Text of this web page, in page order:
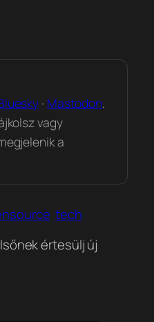
· Mastodon.
vagy
a
tech
értesülj új